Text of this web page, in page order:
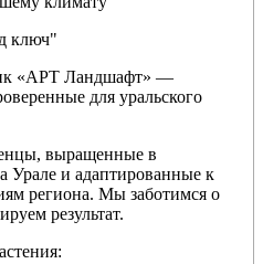
ключ"
«АРТ Ландшафт» —
для уральского
выращенные в
Урале и адаптированные к
региона. Мы заботимся о
результат.